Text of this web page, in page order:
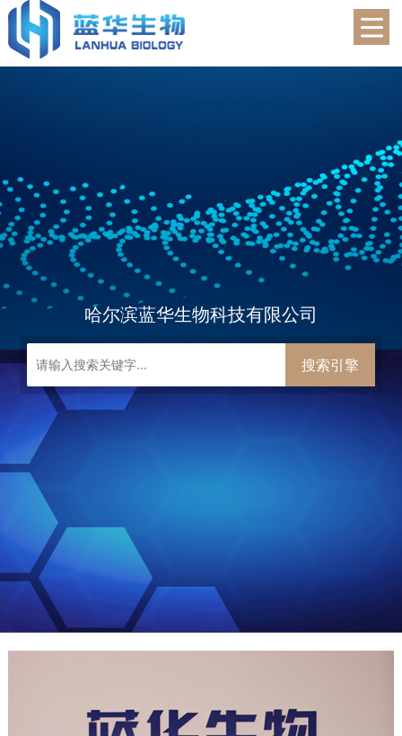
蓝华生物
哈尔滨蓝华生物科技有限公司
搜索引擎